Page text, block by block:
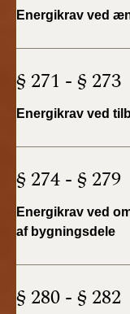
BR15 (2015-
2010)
Energikrav ved
§ 271 - § 273
Energikrav ved
§ 274 - § 279
Energikrav ved
af bygningsdele
§ 280 - § 282